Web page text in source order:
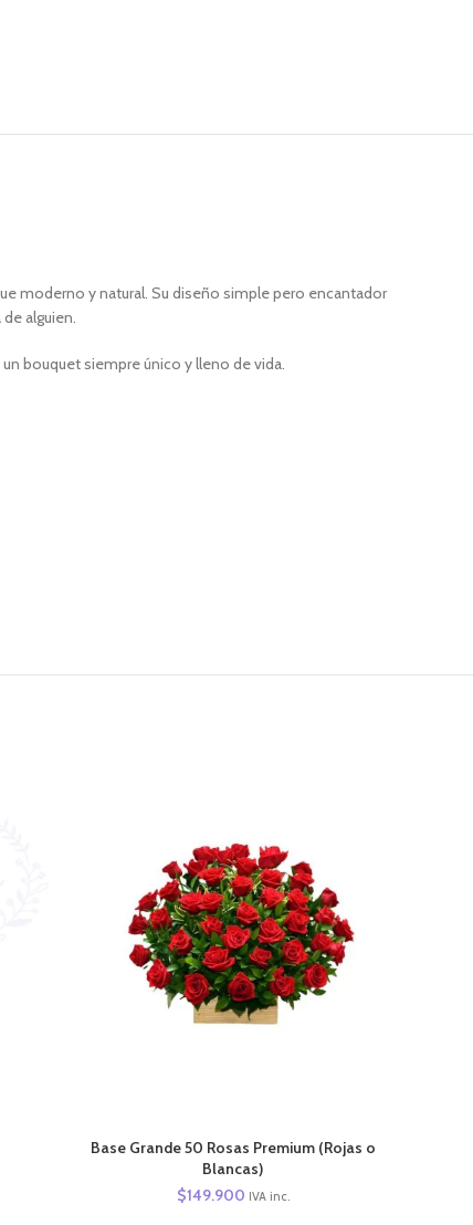
moderno y natural. Su diseño simple pero encantador
alguien.
bouquet siempre único y lleno de vida.
AÑADIR AL CARRITO
Base Grande 50 Rosas Premium (Rojas o
Blancas)
$149.900 IVA inc.